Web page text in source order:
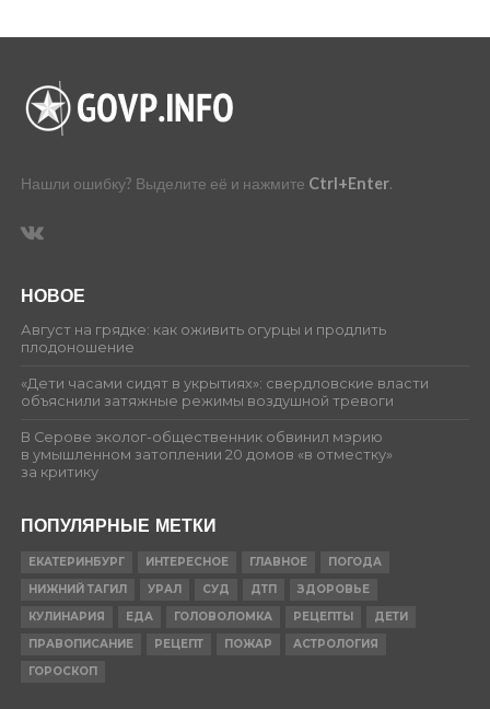
Нашли ошибку? Выделите её и нажмите Ctrl+Enter.
НОВОЕ
Август на грядке: как оживить огурцы и продлить
плодоношение
«Дети часами сидят в укрытиях»: свердловские власти
объяснили затяжные режимы воздушной тревоги
В Серове эколог-общественник обвинил мэрию
в умышленном затоплении 20 домов «в отместку»
за критику
ПОПУЛЯРНЫЕ МЕТКИ
ЕКАТЕРИНБУРГ ИНТЕРЕСНОЕ ГЛАВНОЕ
ПОГОДА
НИЖНИЙ ТАГИЛ
УРАЛ СУД ДТП
ЗДОРОВЬЕ
КУЛИНАРИЯ
ЕДА ГОЛОВОЛОМКА РЕЦЕПТЫ
ДЕТИ
ПРАВОПИСАНИЕ
РЕЦЕПТ ПОЖАР
АСТРОЛОГИЯ
ГОРОСКОП